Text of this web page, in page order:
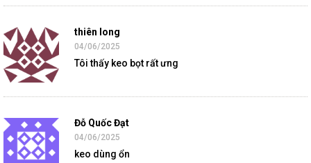
thiên long
04/06/2025
Tôi thấy keo bọt rất ưng
Đỗ Quốc Đạt
04/06/2025
keo dùng ổn